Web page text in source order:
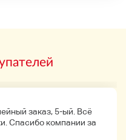
товаров
заказ, 5-ый. Всё
Спасибо компании за